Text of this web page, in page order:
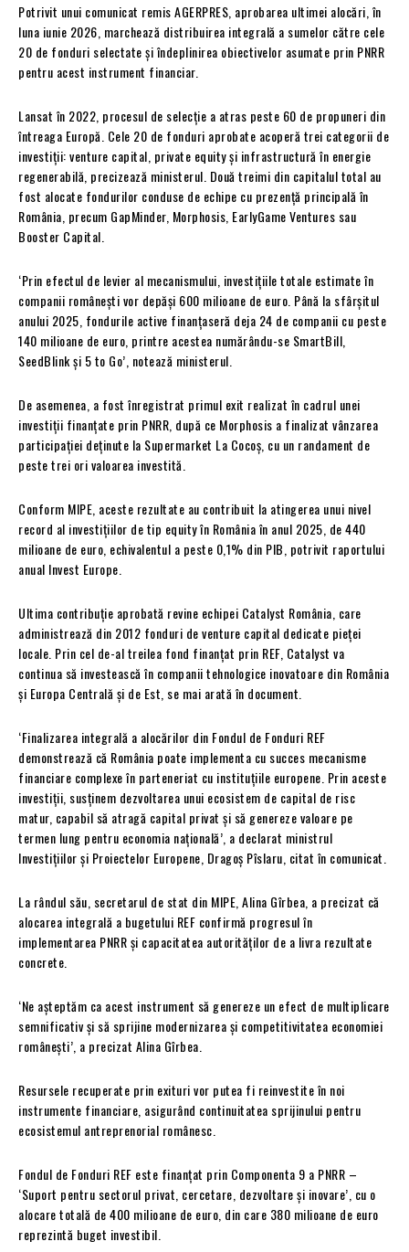
Potrivit unui comunicat remis AGERPRES, aprobarea ultimei alocări, în
luna iunie 2026, marchează distribuirea integrală a sumelor către cele
20 de fonduri selectate și îndeplinirea obiectivelor asumate prin PNRR
pentru acest instrument financiar.
Lansat în 2022, procesul de selecție a atras peste 60 de propuneri din
întreaga Europă. Cele 20 de fonduri aprobate acoperă trei categorii de
investiții: venture capital, private equity și infrastructură în energie
regenerabilă, precizează ministerul. Două treimi din capitalul total au
fost alocate fondurilor conduse de echipe cu prezență principală în
România, precum GapMinder, Morphosis, EarlyGame Ventures sau
Booster Capital.
‘Prin efectul de levier al mecanismului, investițiile totale estimate în
companii românești vor depăși 600 milioane de euro. Până la sfârșitul
anului 2025, fondurile active finanțaseră deja 24 de companii cu peste
140 milioane de euro, printre acestea numărându-se SmartBill,
SeedBlink și 5 to Go’, notează ministerul.
De asemenea, a fost înregistrat primul exit realizat în cadrul unei
investiții finanțate prin PNRR, după ce Morphosis a finalizat vânzarea
participației deținute la Supermarket La Cocoș, cu un randament de
peste trei ori valoarea investită.
Conform MIPE, aceste rezultate au contribuit la atingerea unui nivel
record al investițiilor de tip equity în România în anul 2025, de 440
milioane de euro, echivalentul a peste 0,1% din PIB, potrivit raportului
anual Invest Europe.
Ultima contribuție aprobată revine echipei Catalyst România, care
administrează din 2012 fonduri de venture capital dedicate pieței
locale. Prin cel de-al treilea fond finanțat prin REF, Catalyst va
continua să investească în companii tehnologice inovatoare din România
și Europa Centrală și de Est, se mai arată în document.
‘Finalizarea integrală a alocărilor din Fondul de Fonduri REF
demonstrează că România poate implementa cu succes mecanisme
financiare complexe în parteneriat cu instituțiile europene. Prin aceste
investiții, susținem dezvoltarea unui ecosistem de capital de risc
matur, capabil să atragă capital privat și să genereze valoare pe
termen lung pentru economia națională’, a declarat ministrul
Investițiilor și Proiectelor Europene, Dragoș Pîslaru, citat în comunicat.
La rândul său, secretarul de stat din MIPE, Alina Gîrbea, a precizat că
alocarea integrală a bugetului REF confirmă progresul în
implementarea PNRR și capacitatea autorităților de a livra rezultate
concrete.
‘Ne așteptăm ca acest instrument să genereze un efect de multiplicare
semnificativ și să sprijine modernizarea și competitivitatea economiei
românești’, a precizat Alina Gîrbea.
Resursele recuperate prin exituri vor putea fi reinvestite în noi
instrumente financiare, asigurând continuitatea sprijinului pentru
ecosistemul antreprenorial românesc.
Fondul de Fonduri REF este finanțat prin Componenta 9 a PNRR –
‘Suport pentru sectorul privat, cercetare, dezvoltare și inovare’, cu o
alocare totală de 400 milioane de euro, din care 380 milioane de euro
reprezintă buget investibil.